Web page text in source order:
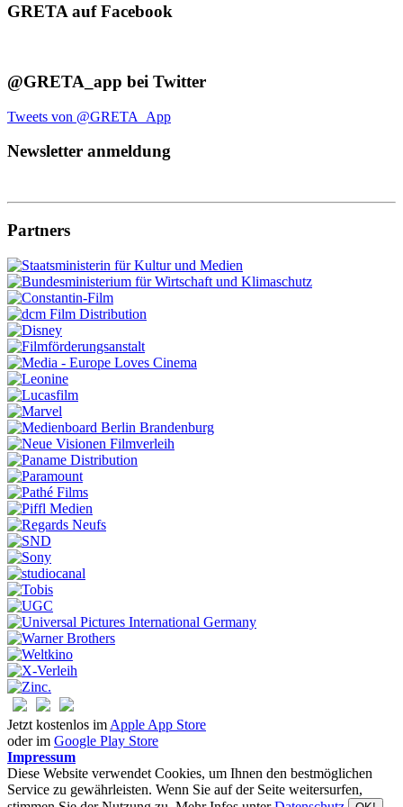
GRETA auf Facebook
@GRETA_app bei Twitter
Tweets von @GRETA_App
Newsletter anmeldung
Partners
Jetzt kostenlos im Apple App Store
oder im Google Play Store
Impressum
Diese Website verwendet Cookies, um Ihnen den bestmöglichen
Service zu gewährleisten. Wenn Sie auf der Seite weitersurfen,